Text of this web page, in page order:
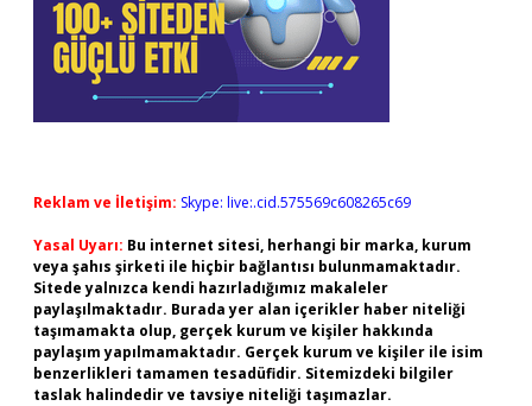
Reklam ve İletişim: Skype: live:.cid.575569c608265c69
Yasal Uyarı: Bu internet sitesi, herhangi bir marka, kurum
veya şahıs şirketi ile hiçbir bağlantısı bulunmamaktadır.
Sitede yalnızca kendi hazırladığımız makaleler
paylaşılmaktadır. Burada yer alan içerikler haber niteliği
taşımamakta olup, gerçek kurum ve kişiler hakkında
paylaşım yapılmamaktadır. Gerçek kurum ve kişiler ile isim
benzerlikleri tamamen tesadüfidir. Sitemizdeki bilgiler
taslak halindedir ve tavsiye niteliği taşımazlar.